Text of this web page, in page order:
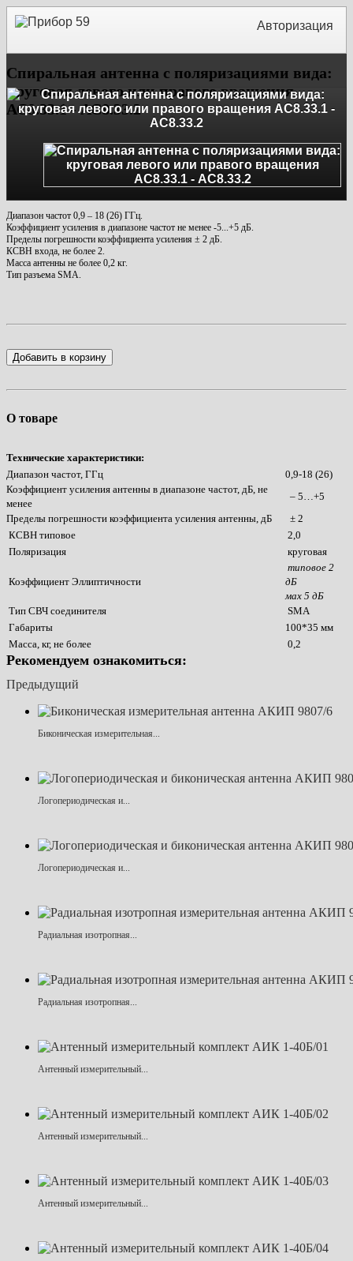
Авторизация
Спиральная антенна с поляризациями вида:
круговая левого или правого вращения
АС8.33.1 - АС8.33.2
Диапазон частот 0,9 – 18 (26) ГГц.
Коэффициент усиления в диапазоне частот не менее -5...+5 дБ.
Пределы погрешности коэффициента усиления ± 2 дБ.
КСВН входа, не более 2.
Масса антенны не более 0,2 кг.
Тип разъема SMA.
Добавить в корзину
О товаре
Технические характеристики:
Диапазон частот, ГГц
0,9-18 (26)
Коэффициент усиления антенны в диапазоне частот, дБ, не
менее
– 5…+5
Пределы погрешности коэффициента усиления антенны, дБ
± 2
КСВН типовое
2,0
Поляризация
круговая
Коэффициент Эллиптичности
типовое 2
дБ
мах 5 дБ
Тип СВЧ соединителя
SMA
Габариты
100*35 мм
Масса, кг, не более
0,2
Рекомендуем ознакомиться:
Предыдущий
Биконическая измерительная...
Логопериодическая и...
Логопериодическая и...
Радиальная изотропная...
Радиальная изотропная...
Антенный измерительный...
Антенный измерительный...
Антенный измерительный...